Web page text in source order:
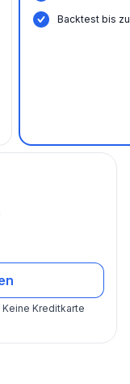
Backtest bis
Keine Kreditkarte